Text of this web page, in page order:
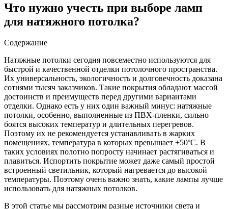
Что нужно учесть при выборе ламп
для натяжного потолка?
Содержание
Натяжные потолки сегодня повсеместно используются для
быстрой и качественной отделки потолочного пространства.
Их универсальность, экологичность и долговечность доказана
сотнями тысяч заказчиков. Такие покрытия обладают массой
достоинств и преимуществ перед другими вариантами
отделки. Однако есть у них один важный минус: натяжные
потолки, особенно, выполненные из ПВХ-пленки, сильно
боятся высоких температур и длительных перегревов.
Поэтому их не рекомендуется устанавливать в жарких
помещениях, температура в которых превышает +50ºС. В
таких условиях полотно попросту начинает растягиваться и
плавиться. Испортить покрытие может даже самый простой
встроенный светильник, который нагревается до высокой
температуры. Поэтому очень важно знать, какие лампы лучше
использовать для натяжных потолков.
В этой статье мы рассмотрим разные источники света и